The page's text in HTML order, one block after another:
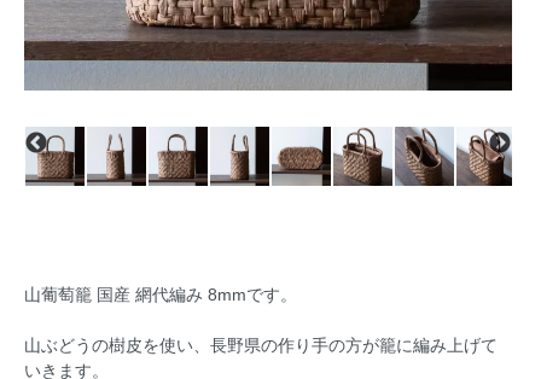
山葡萄籠 国産 網代編み 8mmです。
山ぶどうの樹皮を使い、長野県の作り手の方が籠に編み上げて
いきます。